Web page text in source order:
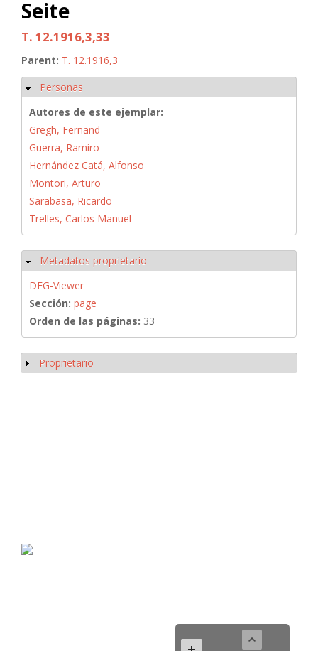
Seite
T. 12.1916,3,33
Parent: T. 12.1916,3
Ocultar
Personas
Autores de este ejemplar:
Gregh, Fernand
Guerra, Ramiro
Hernández Catá, Alfonso
Montori, Arturo
Sarabasa, Ricardo
Trelles, Carlos Manuel
Ocultar
Metadatos proprietario
DFG-Viewer
Sección: page
Orden de las páginas: 33
Mostrar
Proprietario